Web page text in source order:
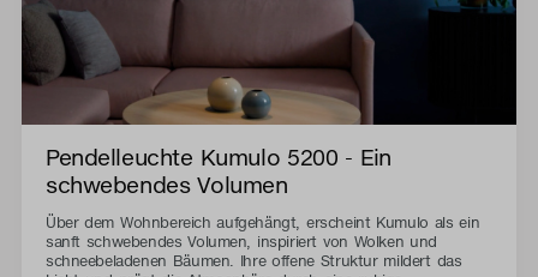
Pendelleuchte Kumulo 5200 - Ein
schwebendes Volumen
Über dem Wohnbereich aufgehängt, erscheint Kumulo als ein
sanft schwebendes Volumen, inspiriert von Wolken und
schneebeladenen Bäumen. Ihre offene Struktur mildert das